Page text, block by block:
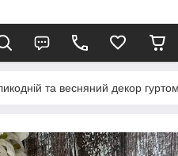
та весняний декор